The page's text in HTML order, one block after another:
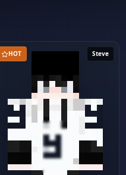
Steve
HOT